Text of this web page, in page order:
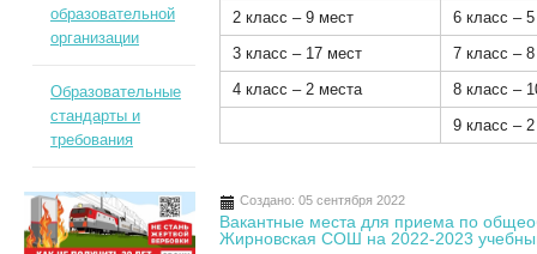
2 класс – 9 мест
6 класс –
3 класс – 17 мест
7 класс –
4 класс – 2 места
8 класс –
9 класс –
Создано: 05 сентября 2022
Вакантные места для приема по
Жирновская СОШ на 2022-2023
образовательной
организации
Образовательные
стандарты и
требования